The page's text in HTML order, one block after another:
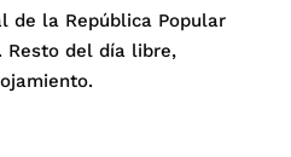
de la República Popular
Resto del día libre,